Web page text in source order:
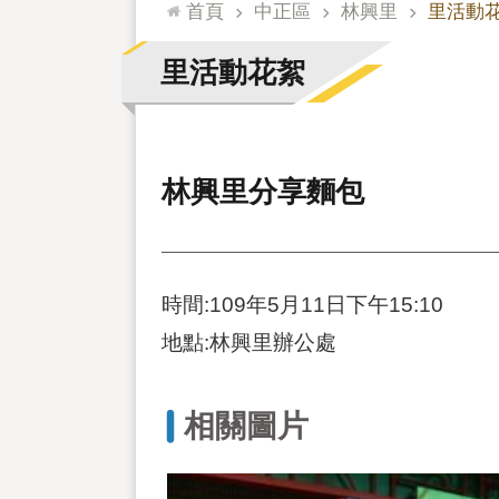
首頁 中正區 林興里 里活動
里活動花絮
林興里分享麵包
時間:109年5月11日下午15:10
地點:林興里辦公處
相關圖片